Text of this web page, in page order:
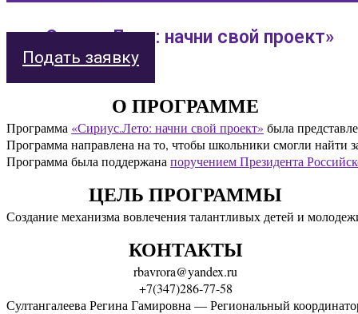
«Сириус.Лето: начни свой проект»
Подать заявку
О ПРОГРАММЕ
Программа «Сириус.Лето: начни свой проект» была
Программа направлена на то, чтобы школьники смогли найти
Программа была поддержана поручением Президента
ЦЕЛЬ ПРОГРАММЫ
Создание механизма вовлечения талантливых детей и
КОНТАКТЫ
rbavrora@yandex.ru
+7(347)286-77-58
Султангалеева Регина Гамировна — Региональный